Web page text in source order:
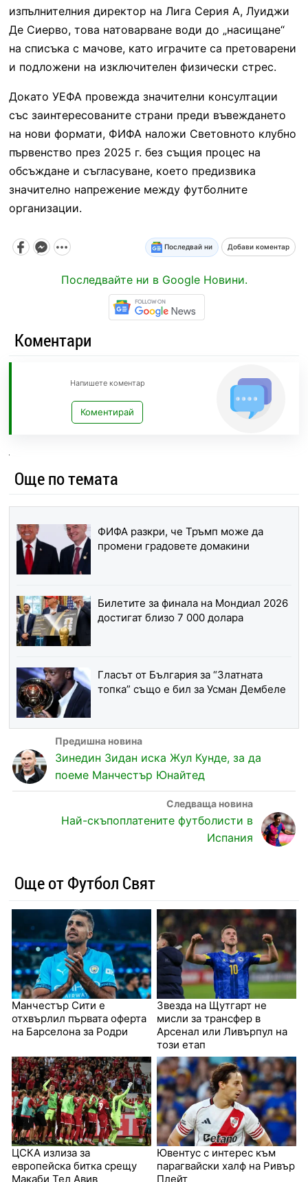
изпълнителния директор на Лига Серия А, Луиджи
Де Сиерво, това натоварване води до „насищане“
на списъка с мачове, като играчите са претоварени
и подложени на изключителен физически стрес.
Докато УЕФА провежда значителни консултации
със заинтересованите страни преди въвеждането
на нови формати, ФИФА наложи Световното клубно
първенство през 2025 г. без същия процес на
обсъждане и съгласуване, което предизвика
значително напрежение между футболните
организации.
Последвай ни Добави коментар
Последвайте ни в Google Новини.
Коментари
Напишете коментар
Коментирай
Още по темата
ФИФА разкри, че Тръмп може да
промени градовете домакини
Билетите за финала на Мондиал 2026
достигат близо 7 000 долара
Гласът от България за “Златната
топка” също е бил за Усман Дембеле
Зинедин Зидан иска Жул Кунде, за да
поеме Манчестър Юнайтед
Най-скъпоплатените футболисти в
Испания
Още от Футбол Свят
Манчестър Сити е
отхвърлил първата оферта
на Барселона за Родри
Звезда на Щутгарт не
мисли за трансфер в
Арсенал или Ливърпул на
този етап
ЦСКА излиза за
европейска битка срещу
Макаби Тел Авив
Ювентус с интерес към
парагвайски халф на Ривър
Плейт